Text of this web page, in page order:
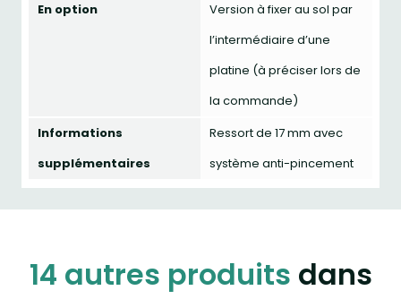
En option
Version à fixer au sol par
l’intermédiaire d’une
platine (à préciser lors de
la commande)
Informations
supplémentaires
Ressort de 17 mm avec
système anti-pincement
14 autres produits dans